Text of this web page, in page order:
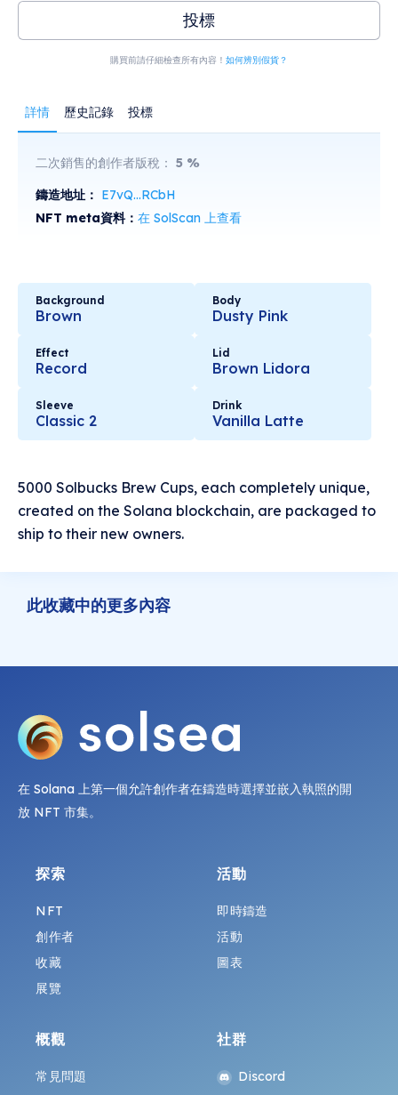
投標
購買前請仔細檢查所有內容！ 如何辨別假貨？
詳情 歷史記錄 投標
二次銷售的創作者版稅： 5 %
鑄造地址： E7vQ...RCbH
NFT meta資料： 在 SolScan 上查看
Background
Brown
Body
Dusty Pink
Effect
Record
Lid
Brown Lidora
Sleeve
Classic 2
Drink
Vanilla Latte
5000 Solbucks Brew Cups, each completely unique,
created on the Solana blockchain, are packaged to
ship to their new owners.
此收藏中的更多內容
在 Solana 上第一個允許創作者在鑄造時選擇並嵌入執照的開
放 NFT 市集。
探索
NFT
創作者
收藏
展覽
活動
即時鑄造
活動
圖表
概觀
常見問題
社群
Discord